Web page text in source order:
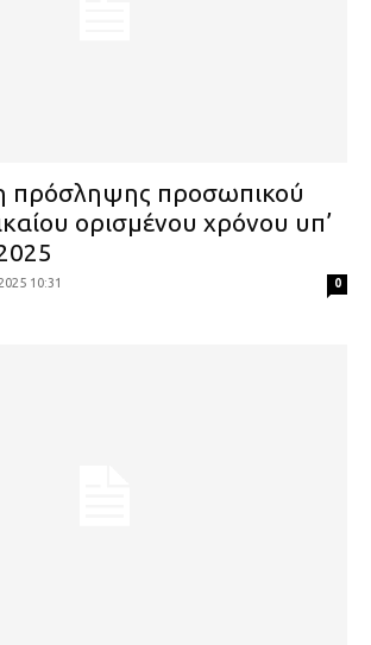
πρόσληψης προσωπικού
ορισμένου χρόνου υπ’
10:31 0